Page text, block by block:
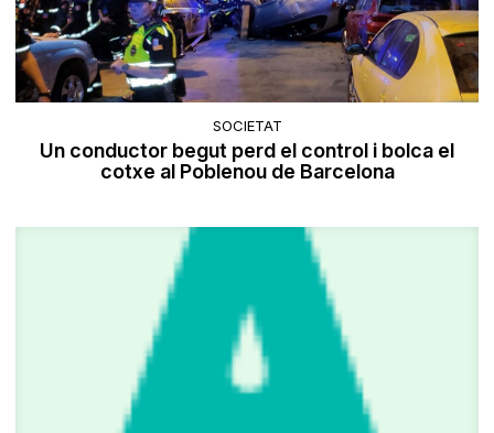
SOCIETAT
Un conductor begut perd el control i bolca el
cotxe al Poblenou de Barcelona